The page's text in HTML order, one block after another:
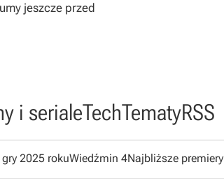
jeszcze przed
i serialeTechTematyRSS
2025 rokuWiedźmin 4Najbliższe premiery